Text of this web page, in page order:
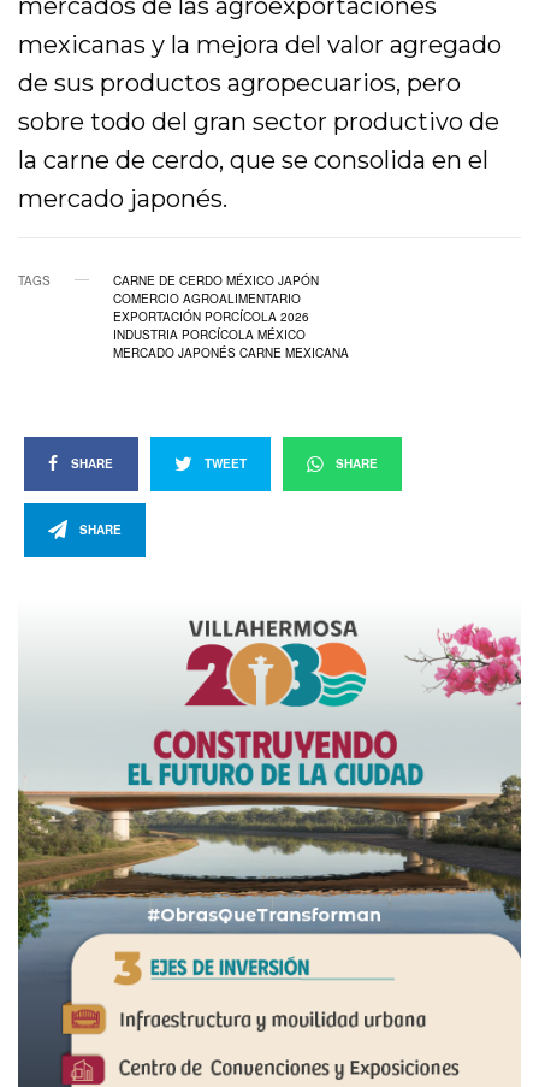
mexicanas y la mejora del valor agregado
de sus productos agropecuarios, pero
sobre todo del gran sector productivo de
la carne de cerdo, que se consolida en el
mercado japonés.
TAGS
CARNE DE CERDO MÉXICO JAPÓN
COMERCIO AGROALIMENTARIO
EXPORTACIÓN PORCÍCOLA 2026
INDUSTRIA PORCÍCOLA MÉXICO
MERCADO JAPONÉS CARNE MEXICANA
SHARE TWEET SHARE
SHARE